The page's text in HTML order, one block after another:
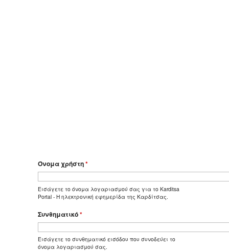
Όνομα χρήστη*
Εισάγετε το όνομα λογαριασμού σας για το Karditsa
Portal - Η ηλεκτρονική εφημερίδα της Καρδίτσας.
Συνθηματικό*
Εισάγετε το συνθηματικό εισόδου που συνοδεύει το
όνομα λογαριασμού σας.